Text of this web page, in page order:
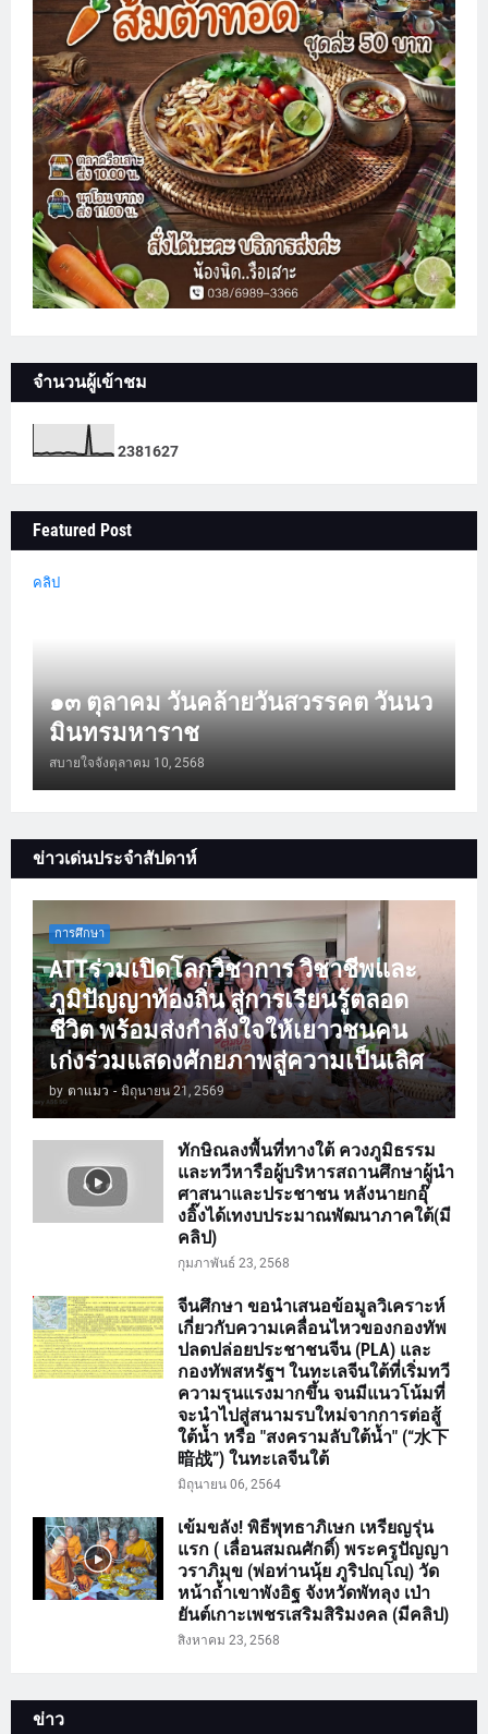
จำนวนผู้เข้าชม
2381627
Featured Post
คลิป
๑๓ ตุลาคม วันคล้ายวันสวรรคต วันนว
มินทรมหาราช
สบายใจจังตุลาคม 10, 2568
ข่าวเด่นประจำสัปดาห์
การศึกษา
ATTร่วมเปิดโลกวิชาการ วิชาชีพและ
ภูมิปัญญาท้องถิ่น สู่การเรียนรู้ตลอด
ชีวิต พร้อมส่งกำลังใจให้เยาวชนคน
เก่งร่วมแสดงศักยภาพสู่ความเป็นเลิศ
by ตาแมว - มิถุนายน 21, 2569
ทักษิณลงพื้นที่ทางใต้ ควงภูมิธรรม
และทวีหารือผู้บริหารสถานศึกษาผู้นำ
ศาสนาและประชาชน หลังนายกอุ๊
งอิ๊งได้เทงบประมาณพัฒนาภาคใต้(มี
คลิป)
กุมภาพันธ์ 23, 2568
จีนศึกษา ขอนำเสนอข้อมูลวิเคราะห์
เกี่ยวกับความเคลื่อนไหวของกองทัพ
ปลดปล่อยประชาชนจีน (PLA) และ
กองทัพสหรัฐฯ ในทะเลจีนใต้ที่เริ่มทวี
ความรุนแรงมากขึ้น จนมีแนวโน้มที่
จะนำไปสู่สนามรบใหม่จากการต่อสู้
ใต้น้ำ หรือ "สงครามลับใต้น้ำ" (“水下
暗战”) ในทะเลจีนใต้
มิถุนายน 06, 2564
เข้มขลัง! พิธีพุทธาภิเษก เหรียญรุ่น
แรก ( เลื่อนสมณศักดิ์) พระครูปัญญา
วราภิมุข (พ่อท่านนุ้ย ภูริปญฺโญฺ) วัด
หน้าถ้ำเขาพังอิฐ จังหวัดพัทลุง เป่า
ยันต์เกาะเพชรเสริมสิริมงคล (มีคลิป)
สิงหาคม 23, 2568
ข่าว